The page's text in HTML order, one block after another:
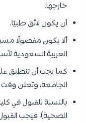
خارجها.
أن يكون لائق طبيًا.
ألا يكون مفصولًا
العربية السعودية
كما يجب أن تنطبق
الجامعة، وتعلن وقت
بالنسبة للقبول في
الصحية)، فيجب